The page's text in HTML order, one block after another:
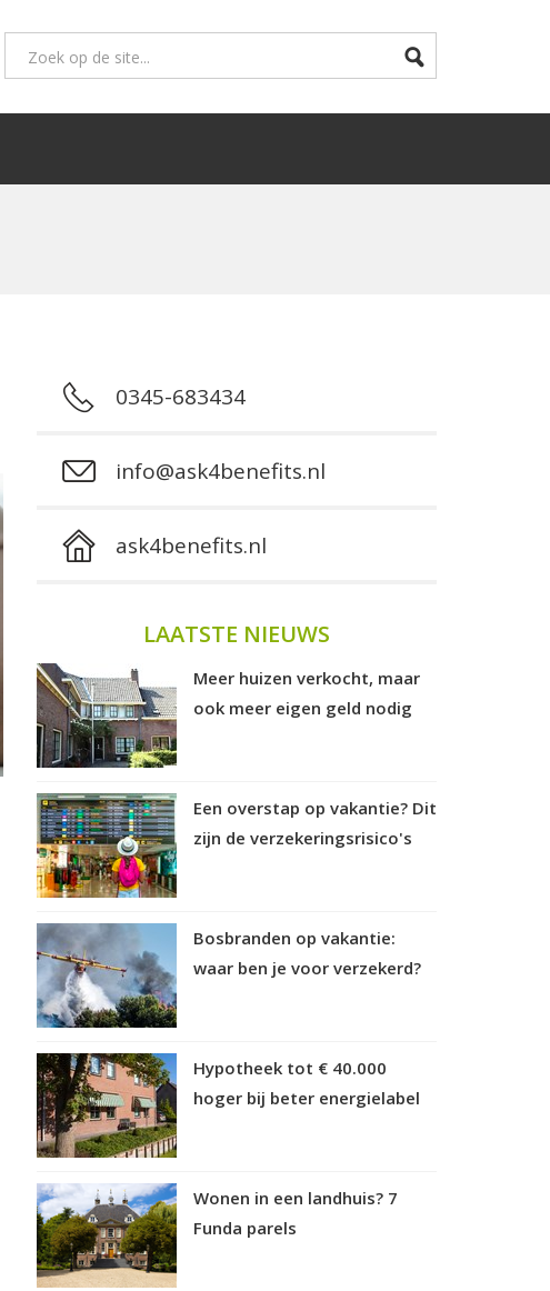
0345-683434
info@ask4benefits.nl
ask4benefits.nl
LAATSTE NIEUWS
Meer huizen verkocht, maar
ook meer eigen geld nodig
Een overstap op vakantie? Dit
zijn de verzekeringsrisico's
Bosbranden op vakantie:
waar ben je voor verzekerd?
Hypotheek tot € 40.000
hoger bij beter energielabel
Wonen in een landhuis? 7
Funda parels